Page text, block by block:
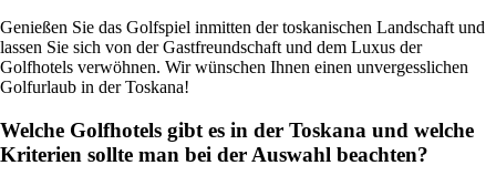
Genießen Sie das Golfspiel inmitten der toskanischen Landschaft und
lassen Sie sich von der Gastfreundschaft und dem Luxus der
Golfhotels verwöhnen. Wir wünschen Ihnen einen unvergesslichen
Golfurlaub in der Toskana!
Welche Golfhotels gibt es in der Toskana und welche
Kriterien sollte man bei der Auswahl beachten?